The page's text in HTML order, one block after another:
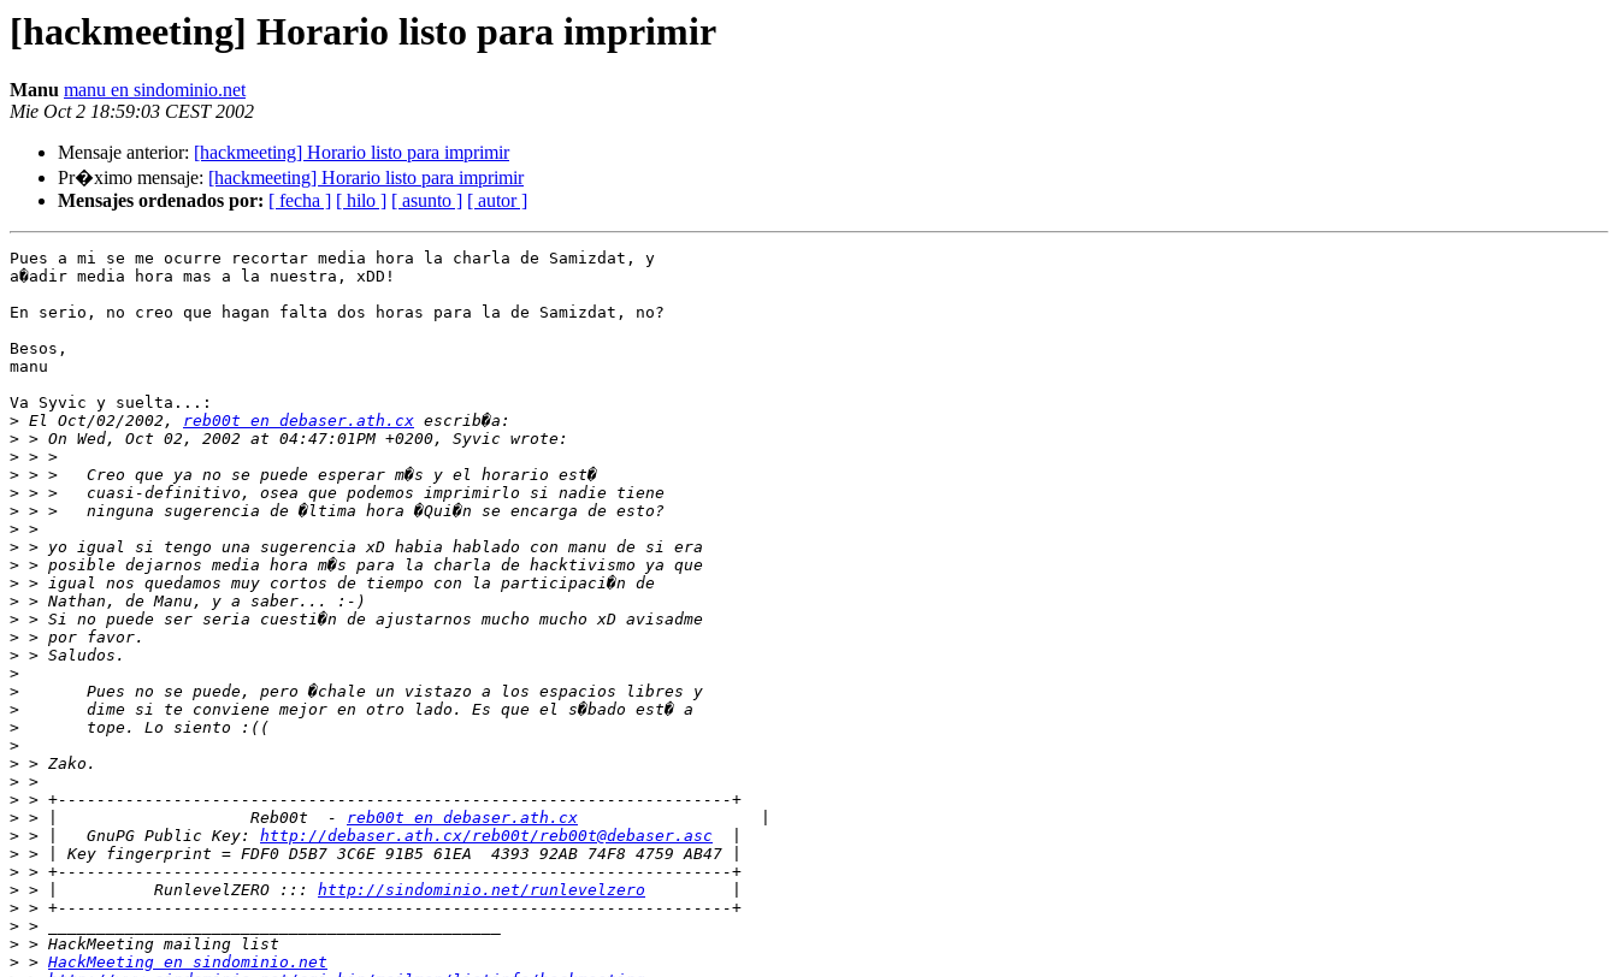
[hackmeeting] Horario listo para imprimir
Manu manu en sindominio.net
Mie Oct 2 18:59:03 CEST 2002
Mensaje anterior: [hackmeeting] Horario listo para imprimir
Pr�ximo mensaje: [hackmeeting] Horario listo para imprimir
Mensajes ordenados por: [ fecha ] [ hilo ] [ asunto ] [ autor ]
Pues a mi se me ocurre recortar media hora la charla de Samizdat, y
a�adir media hora mas a la nuestra, xDD!
En serio, no creo que hagan falta dos horas para la de Samizdat, no?
Besos,
manu
Va Syvic y suelta...:
> El Oct/02/2002, reb00t en debaser.ath.cx
>
>
>
>
>
>
>
>
>
>
>
>
>
>
>
>
>
>
>
>
>
> > |                    Reb00t  - reb00t en debaser.ath.cx
> > |   GnuPG Public Key: http://debaser.ath.cx/reb00t/reb00t@debaser.asc
>
>
> > |          RunlevelZERO ::: http://sindominio.net/runlevelzero
>
>
>
> > HackMeeting en sindominio.net